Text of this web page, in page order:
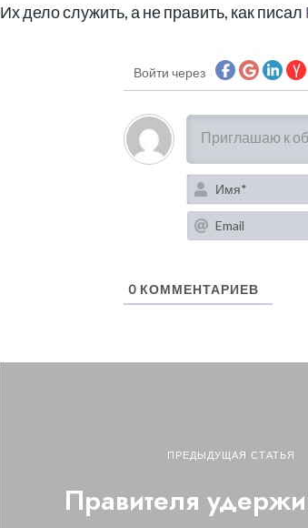
Их дело служить, а не править, как писал
Войти через
0 КОММЕНТАРИЕВ
ПРЕДЫДУЩАЯ СТАТЬЯ
Правителя